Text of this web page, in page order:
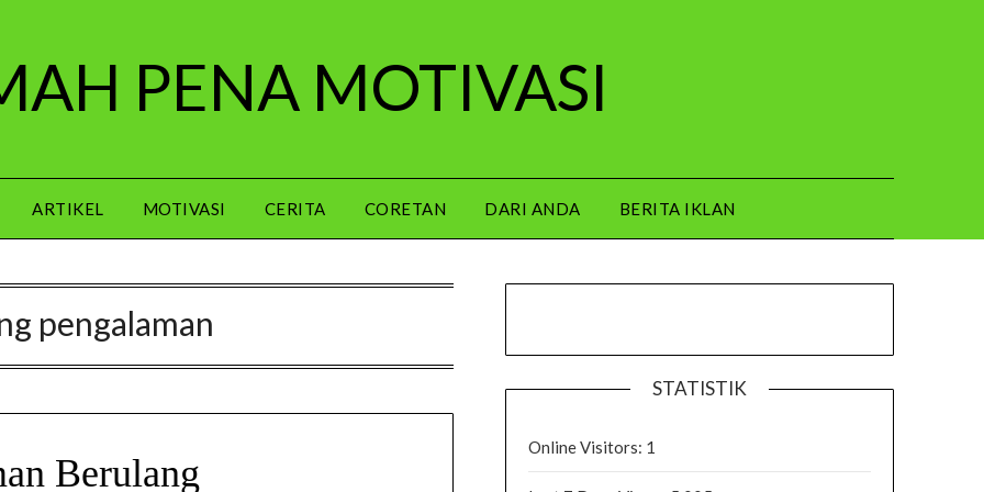
PENA MOTIVASI
ARTIKEL MOTIVASI CERITA CORETAN DARI ANDA BERITA IKLAN
pengalaman
Berulang
STATISTIK
Online Visitors: 1